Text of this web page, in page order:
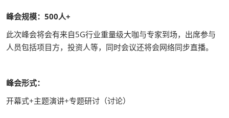
峰会规模：500人+
此次峰会将会有来自5G行业重量级大咖与专家到场，出席参与
人员包括项目方，投资人等，同时会议还将会网络同步直播。
峰会形式：
开幕式+主题演讲+专题研讨（讨论）